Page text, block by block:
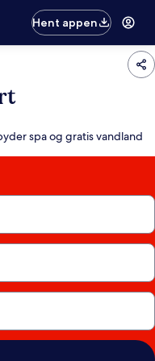
Hent appen
spa og gratis vandland